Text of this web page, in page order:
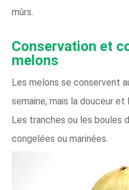
mûrs.
Conservation et
melons
Les melons se conservent
semaine, mais la douceur et
Les tranches ou les boules
congelées ou marinées.